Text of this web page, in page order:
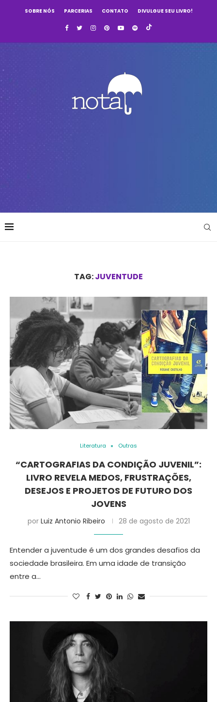
SOBRE NÓS PARCERIAS CONTATO DIVULGUE SEU LIVRO!
TAG:JUVENTUDE
Literatura Outras
“CARTOGRAFIAS DA CONDIÇÃO JUVENIL”:
LIVRO REVELA MEDOS, FRUSTRAÇÕES,
DESEJOS E PROJETOS DE FUTURO DOS
JOVENS
por Luiz Antonio Ribeiro 28 de agosto de 2021
Entender a juventude é um dos grandes desafios da
sociedade brasileira. Em uma idade de transição
entre a…